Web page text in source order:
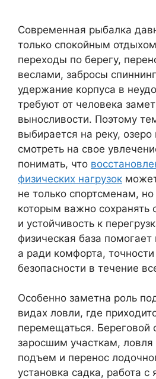
Современная рыбалка
только спокойным
переходы по берегу,
веслами, забросы
удержание корпуса в
требуют от человека
выносливости. Поэтому
выбирается на реку,
смотреть на свое
понимать, что
физических нагрузок
не только спортсменам,
которым важно сохранять
и устойчивость к
физическая база
а ради комфорта,
безопасности в течение
Особенно заметна роль
видах ловли, где
перемещаться. Береговой
заросшим участкам, ловля
подъем и перенос
установка садка, работа с